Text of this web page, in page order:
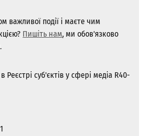
важливої ​​події і маєте чим
Пишіть нам, ми обов'язково
Реєстрі суб'єктів у сфері медіа R40-